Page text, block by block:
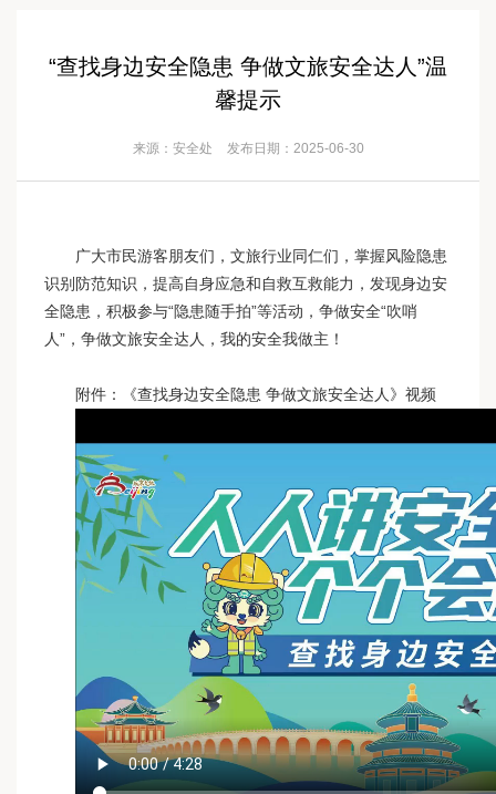
“查找身边安全隐患 争做文旅安全达人”温
馨提示
来源：安全处 发布日期：2025-06-30
广大市民游客朋友们，文旅行业同仁们，掌握风险隐患
识别防范知识，提高自身应急和自救互救能力，发现身边安
全隐患，积极参与“隐患随手拍”等活动，争做安全“吹哨
人”，争做文旅安全达人，我的安全我做主！
附件：《查找身边安全隐患 争做文旅安全达人》视频